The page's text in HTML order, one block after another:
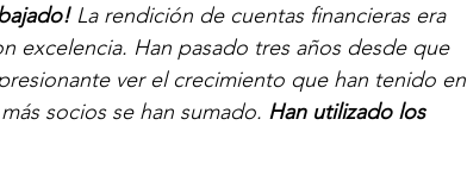
La rendición de cuentas financieras era
excelencia. Han pasado tres años desde que
ver el crecimiento que han tenido en
socios se han sumado. Han utilizado los